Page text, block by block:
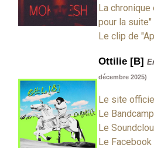
La chronique
pour la suite"
Le clip de
Ottilie [B]
décembre 2025)
Le site
Le
Le
Le Facebook